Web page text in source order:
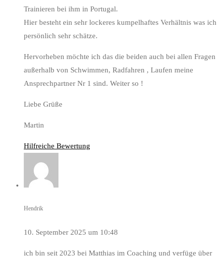
Trainieren bei ihm in Portugal.
Hier besteht ein sehr lockeres kumpelhaftes Verhältnis was ich
persönlich sehr schätze.
Hervorheben möchte ich das die beiden auch bei allen Fragen
außerhalb von Schwimmen, Radfahren , Laufen meine
Ansprechpartner Nr 1 sind. Weiter so !
Liebe Grüße
Martin
Hilfreiche Bewertung
Hendrik
10. September 2025 um 10:48
ich bin seit 2023 bei Matthias im Coaching und verfüge über